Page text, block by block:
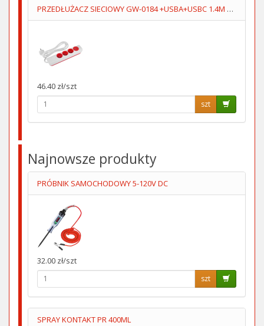
PRZEDŁUŻACZ SIECIOWY GW-0184 +USBA+USBC 1.4M 3GN+WYŁĄCZNIK
46.40 zł/szt
szt
Najnowsze produkty
PRÓBNIK SAMOCHODOWY 5-120V DC
32.00 zł/szt
szt
SPRAY KONTAKT PR 400ML